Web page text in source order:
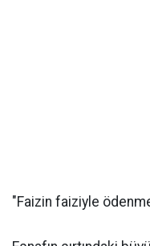
"Faizin faiziyle